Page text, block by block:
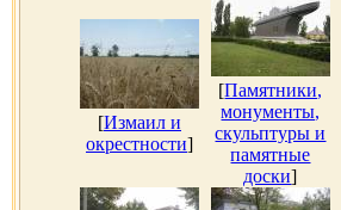
[Измаил и
окрестности]
[Памятники,
монументы,
скульптуры и
памятные
доски]